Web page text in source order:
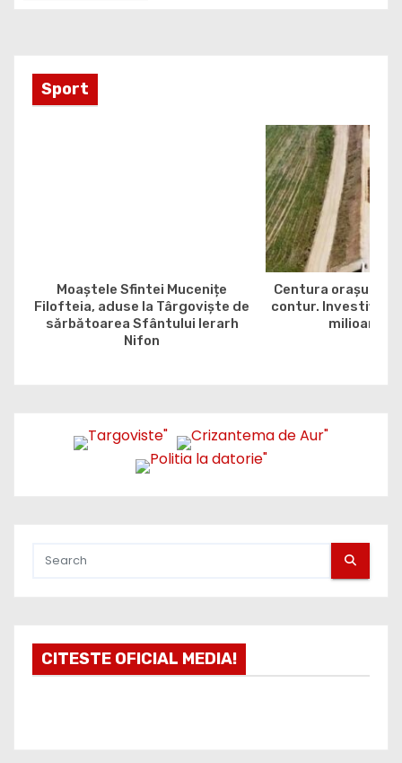
Sport
Moaștele Sfintei Mucenițe
Filofteia, aduse la Târgoviște de
sărbătoarea Sfântului Ierarh
Nifon
Centura orașului
contur. Investiția
milioane
CITESTE OFICIAL MEDIA!